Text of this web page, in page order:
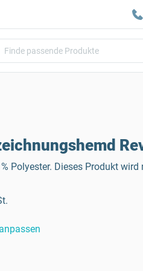
Polyester. Dieses Produkt